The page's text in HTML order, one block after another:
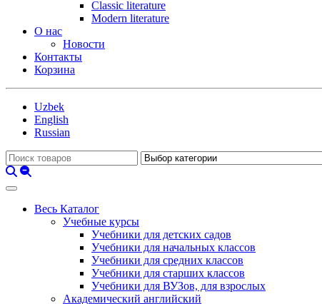
Classic literature
Modern literature
О нас
Новости
Контакты
Корзина
Uzbek
English
Russian
Весь Каталог
Учебные курсы
Учебники для детских садов
Учебники для начальных классов
Учебники для средних классов
Учебники для старших классов
Учебники для ВУЗов, для взрослых
Академический английский